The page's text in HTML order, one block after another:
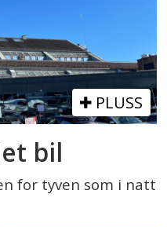
PLUSS
bil
for tyven som i natt